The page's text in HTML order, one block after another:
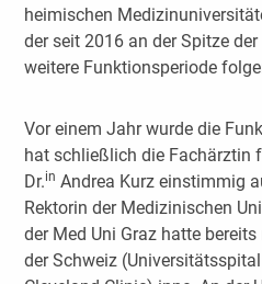
heimischen
der seit 2016 an der Spitze
weitere Funktionsperiode
Vor einem Jahr wurde die
hat schließlich die Fachärztin
Dr.in Andrea Kurz einstimmig
Rektorin der Medizinischen
der Med Uni Graz hatte
der Schweiz